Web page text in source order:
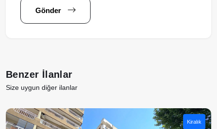
Gönder
Benzer İlanlar
Size uygun diğer ilanlar
Kiralık